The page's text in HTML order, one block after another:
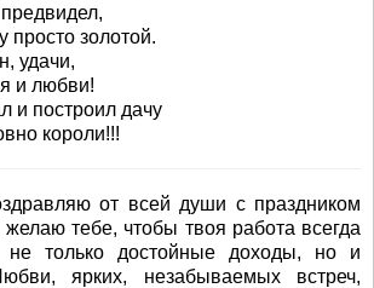
просто золотой.
удачи,
и любви!
и построил дачу
короли!!!
от всей души с праздником
тебе, чтобы твоя работа всегда
не только достойные доходы, но и
ярких, незабываемых встреч,